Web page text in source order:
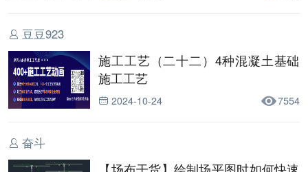
豆豆923
施工工艺（二十二）4种混凝土基础
施工工艺
2024-10-24 7554
奋斗
【场布干货】绘制场平图时如何快速